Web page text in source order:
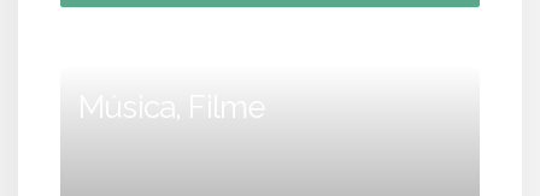
Música, Filme